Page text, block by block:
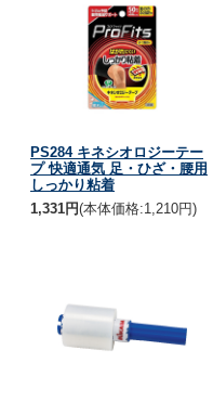
PS284 キネシオロジーテー
プ 快適通気 足・ひざ・腰用
しっかり粘着
1,331円(本体価格:1,210円)